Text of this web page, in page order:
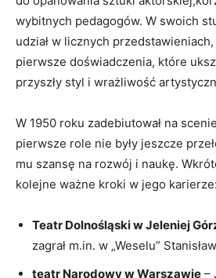
wybitnych pedagogów. W swoich
udział w licznych
pierwsze doświadczenia, które
przyszły styl i wrażliwość
W 1950 roku zadebiutował na
pierwsze role nie były jeszcze
mu szansę na rozwój i naukę.
kolejne ważne kroki w jego karierze:
Teatr Dolnośląski w Jeleniej
zagrał m.in. w „Weselu”
teatr Narodowy w Warszawie –